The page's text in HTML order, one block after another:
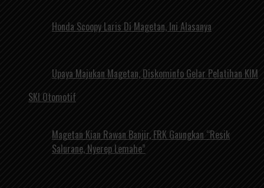
Honda Scoopy Laris Di Magetan, Ini Alasanya
Upaya Majukan Magetan, Diskominfo Gelar Pelatihan KIM
SKI Otomotif
Magetan Kian Rawan Banjir, FRK Gaungkan “Resik
Salurane, Nyerep Lemahe”